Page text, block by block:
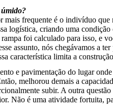
úmido?
mais frequente é o indivíduo que
logística, criando uma
foi calculado para isso, e
assunto, nós chegávamos a
característica limita a
e pavimentação do lugar
melhorou demais a
subir. A outra
Não é uma atividade fortuita,